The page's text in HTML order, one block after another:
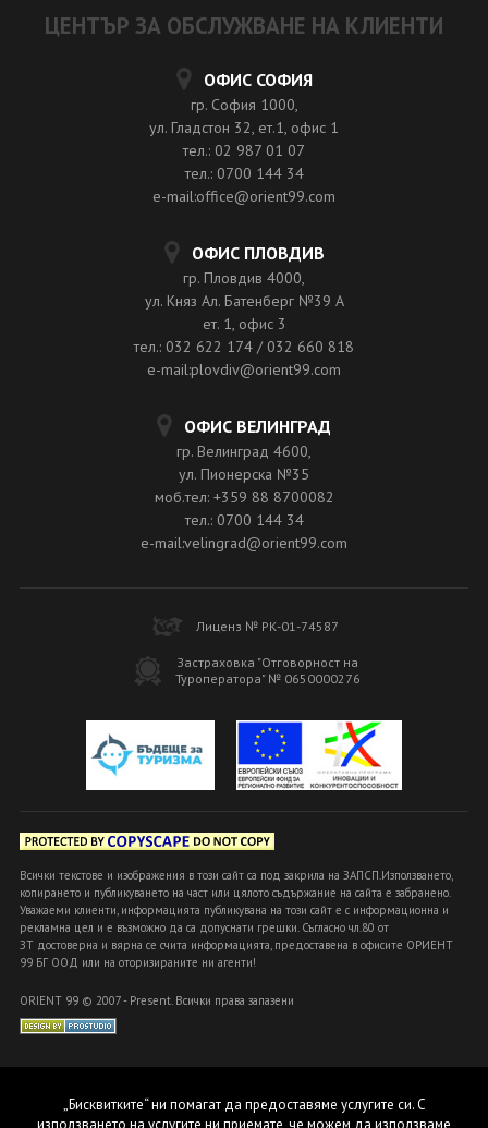
ЦЕНТЪР ЗА ОБСЛУЖВАНЕ НА КЛИЕНТИ
ОФИС СОФИЯ
гр. София 1000,
ул. Гладстон 32, ет.1, офис 1
тел.: 02 987 01 07
тел.: 0700 144 34
e-mail:office@orient99.com
ОФИС ПЛОВДИВ
гр. Пловдив 4000,
ул. Княз Ал. Батенберг №39 A
ет. 1, офис 3
тел.: 032 622 174 / 032 660 818
e-mail:plovdiv@orient99.com
ОФИС ВЕЛИНГРАД
гр. Велинград 4600,
ул. Пионерска №35
моб.тел: +359 88 8700082
тел.: 0700 144 34
e-mail:velingrad@orient99.com
Лиценз № РК-01-74587
Застраховка "Отговорност на
Туроператора" № 0650000276
Всички текстове и изображения в този сайт са под закрила на ЗАПСП.Използването,
копирането и публикуването на част или цялото съдържание на сайта е забранено.
Уважаеми клиенти, информацията публикувана на този сайт е с информационна и
рекламна цел и е възможно да са допуснати грешки. Съгласно чл.80 от
ЗТ достоверна и вярна се счита информацията, предоставена в офисите ОРИЕНТ
99 БГ ООД или на оторизираните ни агенти!
ORIENT 99 © 2007 - Present. Всички права запазени
„Бисквитките“ ни помагат да предоставяме услугите си. С
използването на услугите ни приемате, че можем да използваме